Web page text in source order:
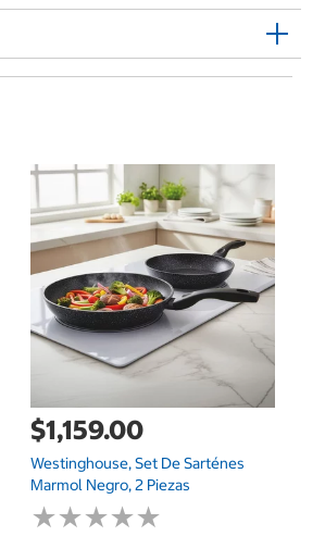
$1,159.00
Westinghouse, Set De Sarténes
Marmol Negro, 2 Piezas
★★★★★
★★★★★